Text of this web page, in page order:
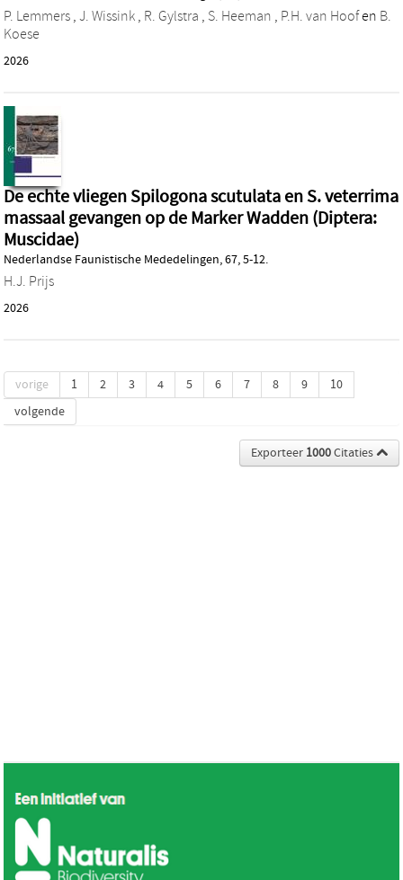
P. Lemmers , J. Wissink , R. Gylstra , S. Heeman , P.H. van Hoofen B.
Koese
2026
De echte vliegen Spilogona scutulata en S. veterrima
massaal gevangen op de Marker Wadden (Diptera:
Muscidae)
Nederlandse Faunistische Mededelingen, 67, 5-12.
H.J. Prijs
2026
vorige 1 2 3 4 5 6 7 8 9
10
volgende
Exporteer 1000Citaties